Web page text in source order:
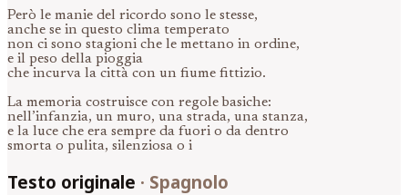
Però le manie del ricordo sono le stesse,
anche se in questo clima temperato
non ci sono stagioni che le mettano in ordine,
e il peso della pioggia
che incurva la città con un fiume fittizio.
La memoria costruisce con regole basiche:
nell’infanzia, un muro, una strada, una stanza,
e la luce che era sempre da fuori o da dentro
smorta o pulita, silenziosa o i
Testo originale · Spagnolo